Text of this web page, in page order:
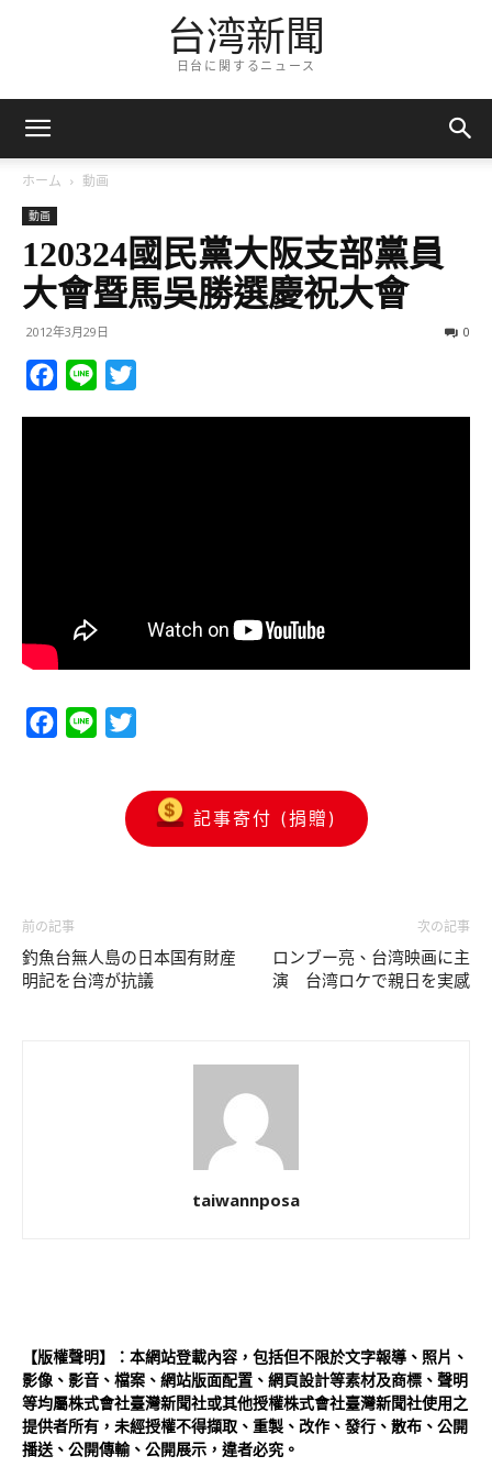
台湾新聞
日台に関するニュース
ホーム 動画
動画
120324國民黨大阪支部黨員
大會暨馬吳勝選慶祝大會
2012年3月29日 0
Facebook
Line
Facebook
Line
記事寄付 (捐贈)
前の記事
釣魚台無人島の日本国有財産
明記を台湾が抗議
次の記事
ロンブー亮、台湾映画に主
演 台湾ロケで親日を実感
taiwannposa
【版權聲明】：本網站登載內容，包括但不限於文字報導、照片、
影像、影音、檔案、網站版面配置、網頁設計等素材及商標、聲明
等均屬株式會社臺灣新聞社或其他授權株式會社臺灣新聞社使用之
提供者所有，未經授權不得擷取、重製、改作、發行、散布、公開
播送、公開傳輸、公開展示，違者必究。